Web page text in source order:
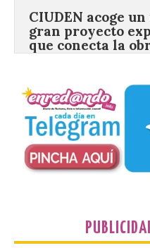
que conecta la
Eduardo Chillida
patrimonio
La
albergará
enero de
‘Eduardo
con las
por 125 piezas de una